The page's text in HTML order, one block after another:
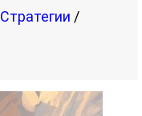
Стратегии /